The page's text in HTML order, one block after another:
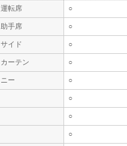
運転席 ○
助手席 ○
サイド ○
カーテン ○
ニー ○
○
○
○